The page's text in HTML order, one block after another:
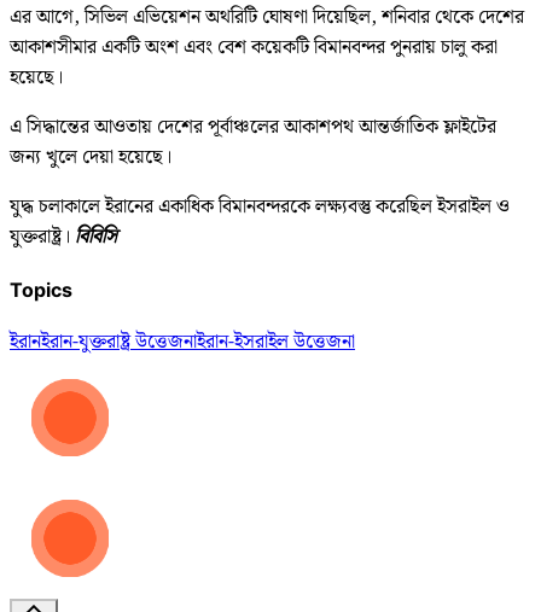
এর আগে, সিভিল এভিয়েশন অথরিটি ঘোষণা দিয়েছিল, শনিবার থেকে দেশের
আকাশসীমার একটি অংশ এবং বেশ কয়েকটি বিমানবন্দর পুনরায় চালু করা
হয়েছে।
এ সিদ্ধান্তের আওতায় দেশের পূর্বাঞ্চলের আকাশপথ আন্তর্জাতিক ফ্লাইটের
জন্য খুলে দেয়া হয়েছে।
যুদ্ধ চলাকালে ইরানের একাধিক বিমানবন্দরকে লক্ষ্যবস্তু করেছিল ইসরাইল ও
যুক্তরাষ্ট্র। বিবিসি
Topics
ইরানইরান-যুক্তরাষ্ট্র উত্তেজনাইরান-ইসরাইল উত্তেজনা